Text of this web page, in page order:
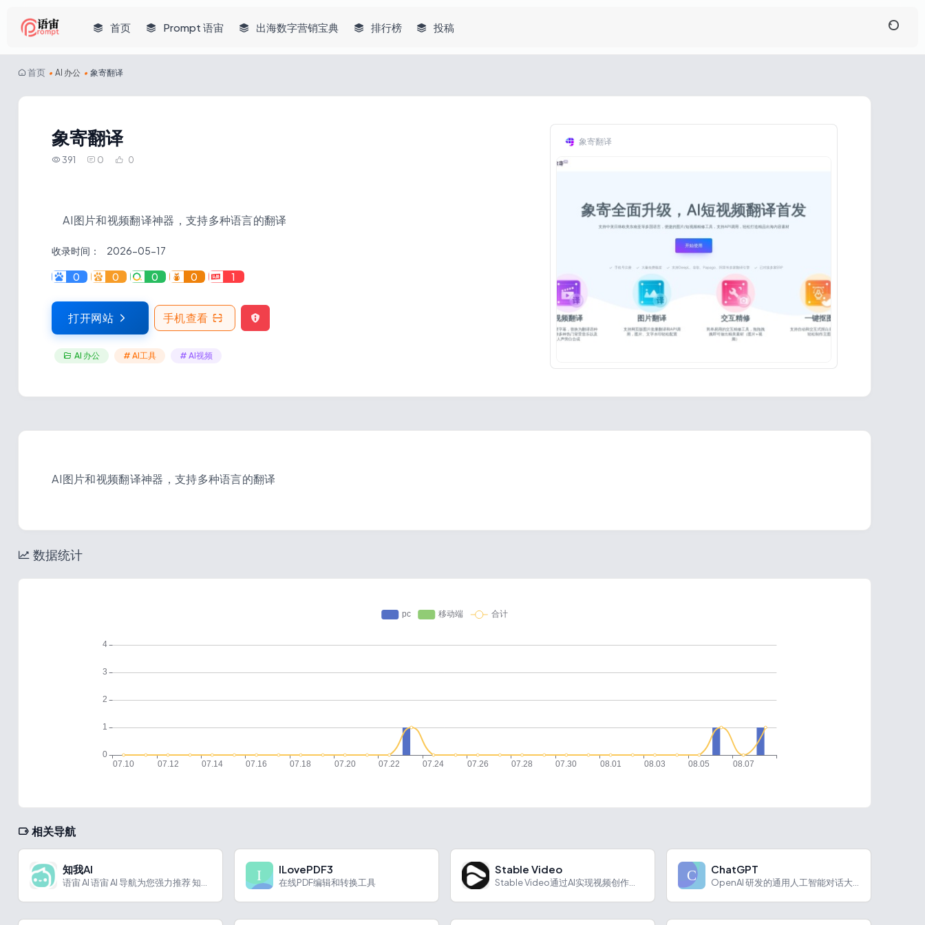
首页 Prompt 语宙 出海数字营销宝典 排行榜 投稿
首页 • AI 办公 • 象寄翻译
象寄翻译
391 0 0
AI图片和视频翻译神器，支持多种语言的翻译
收录时间： 2026-05-17
0 0 0 0 1
打开网站 手机查看
AI 办公 # AI工具 # AI视频
象寄翻译
AI图片和视频翻译神器，支持多种语言的翻译
数据统计
相关导航
知我AI ILovePDF3
在线PDF编辑和转换工具
Stable Video ChatGPT